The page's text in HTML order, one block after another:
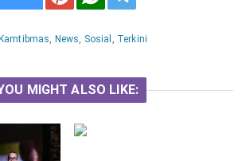
Kamtibmas, News, Sosial , Terkini
MIGHT ALSO LIKE: